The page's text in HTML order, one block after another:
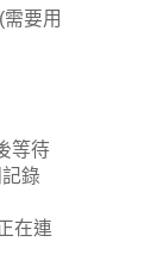
要用
等待
錄
在連